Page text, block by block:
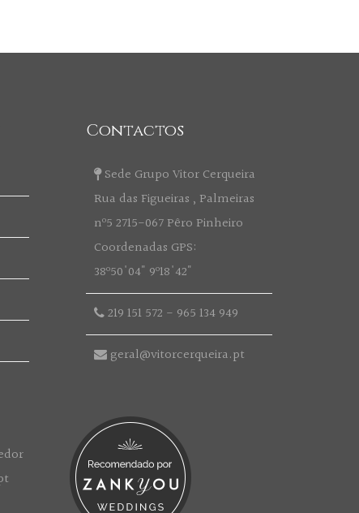
Contactos
Sede Grupo Vitor Cerqueira
Rua das Figueiras , Palmeiras
nº5 2715-067 Pêro Pinheiro
Coordenadas GPS:
38º50'04" 9º18'42"
219 151 572 - 965 134 949
geral@vitorcerqueira.pt